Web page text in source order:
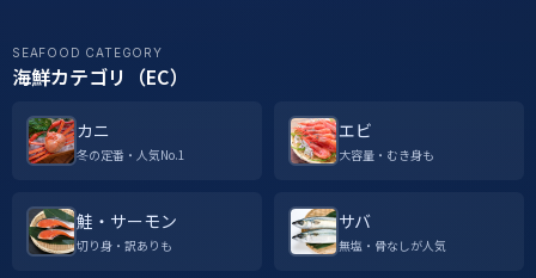
SEAFOOD CATEGORY
海鮮カテゴリ（EC）
カニ
冬の定番・人気No.1
エビ
大容量・むき身も
鮭・サーモン
切り身・訳ありも
サバ
無塩・骨なしが人気